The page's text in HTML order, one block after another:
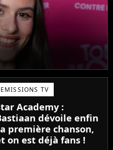
EMISSIONS TV
Academy :
dévoile enfin
première chanson,
on est déjà fans !